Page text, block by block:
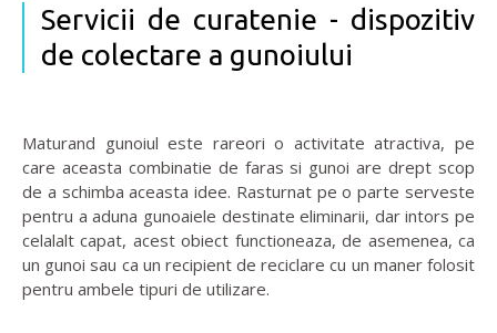
Servicii de curatenie - dispozitiv
de colectare a gunoiului
Maturand gunoiul este rareori o activitate atractiva, pe
care aceasta combinatie de faras si gunoi are drept scop
de a schimba aceasta idee. Rasturnat pe o parte serveste
pentru a aduna gunoaiele destinate eliminarii, dar intors pe
celalalt capat, acest obiect functioneaza, de asemenea, ca
un gunoi sau ca un recipient de reciclare cu un maner folosit
pentru ambele tipuri de utilizare.